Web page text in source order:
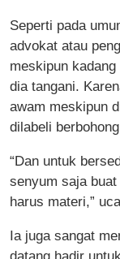
Seperti pada
advokat atau
meskipun
dia tangani.
awam meskipun
dilabeli
“Dan untuk
senyum saja
harus materi,”
Ia juga sangat